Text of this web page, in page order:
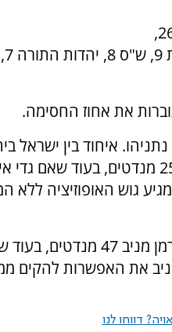
על פי הסקר מפלגת הליכוד מקבלת 26 מנדטים, "ביחד" 26,
את אחוז החסימה.
איחוד בין ישראל
בראשות אביגדור ליברמן מביא את הרשימה המאוחדת ל-25
בתרחיש כזה מגיע גוש האופוזיציה
עוד עולה מהסקר כי איחוד משולש של בנט, איזנקוט
המפלגה המאוחדת ל-60 - אבל לא יניב את
דווחו לנו